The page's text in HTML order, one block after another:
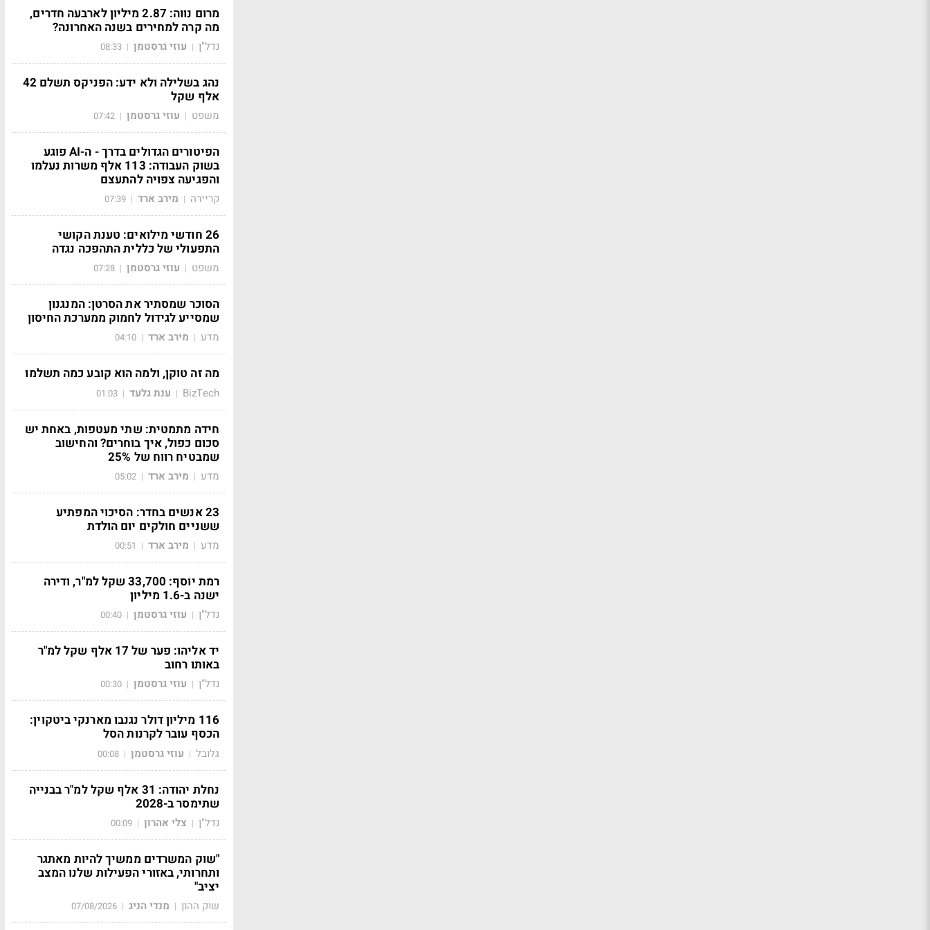
מרום נווה: 2.87 מיליון לארבעה חדרים,
מה קרה למחירים בשנה האחרונה?
נדל"ן | עוזי גרסטמן |
08:33
נהג בשלילה ולא ידע: הפניקס תשלם 42
אלף שקל
משפט | עוזי גרסטמן |
07:42
הפיטורים הגדולים בדרך - ה-AI פוגע
בשוק העבודה: 113 אלף משרות נעלמו
והפגיעה צפויה להתעצם
קריירה | מירב ארד |
07:39
26 חודשי מילואים: טענת הקושי
התפעולי של כללית התהפכה נגדה
משפט | עוזי גרסטמן |
07:28
הסוכר שמסתיר את הסרטן: המנגנון
שמסייע לגידול לחמוק ממערכת החיסון
מדע | מירב ארד |
04:10
מה זה טוקן, ולמה הוא קובע כמה תשלמו
BizTech
| ענת גלעד |
01:03
חידה מתמטית: שתי מעטפות, באחת יש
סכום כפול, איך בוחרים? והחישוב
שמבטיח רווח של 25%
מדע | מירב ארד |
05:02
23 אנשים בחדר: הסיכוי המפתיע
ששניים חולקים יום הולדת
מדע | מירב ארד |
00:51
רמת יוסף: 33,700 שקל למ"ר, ודירה
ישנה ב-1.6 מיליון
נדל"ן | עוזי גרסטמן |
00:40
יד אליהו: פער של 17 אלף שקל למ"ר
באותו רחוב
נדל"ן | עוזי גרסטמן |
00:30
116 מיליון דולר נגנבו מארנקי ביטקוין:
הכסף עובר לקרנות הסל
גלובל | עוזי גרסטמן |
00:08
נחלת יהודה: 31 אלף שקל למ"ר בבנייה
שתימסר ב-2028
נדל"ן | צלי אהרון |
00:09
"שוק המשרדים ממשיך להיות מאתגר
ותחרותי, באזורי הפעילות שלנו המצב
יציב"
שוק ההון | מנדי הניג |
07/08/2026